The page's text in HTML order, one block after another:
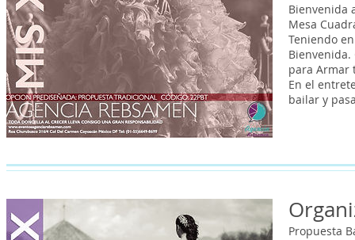
Bienvenida
Mesa
Teniendo
para Armar
En el
bailar y
Propuesta